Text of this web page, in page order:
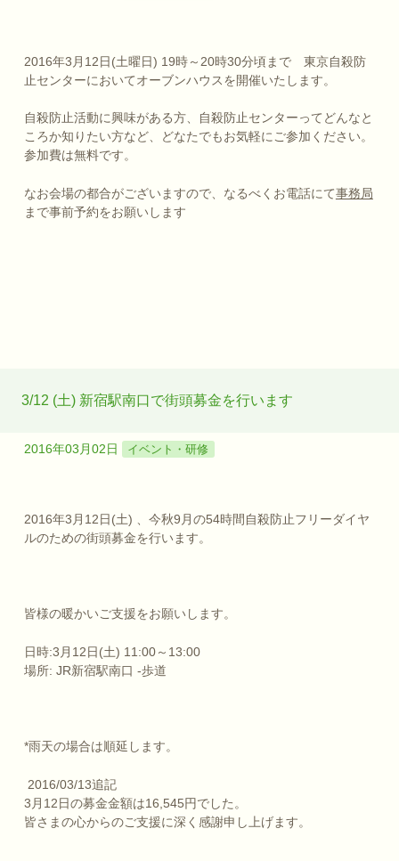
2016年3月12日(土曜日) 19時～20時30分頃まで 東京自殺防
止センターにおいてオーブンハウスを開催いたします。
自殺防止活動に興味がある方、自殺防止センターってどんなと
ころか知りたい方など、どなたでもお気軽にご参加ください。
参加費は無料です。
なお会場の都合がございますので、なるべくお電話にて事務局
まで事前予約をお願いします
3/12 (土) 新宿駅南口で街頭募金を行います
2016年03月02日 イベント・研修
2016年3月12日(土) 、今秋9月の54時間自殺防止フリーダイヤ
ルのための街頭募金を行います。
皆様の暖かいご支援をお願いします。
日時:3月12日(土) 11:00～13:00
場所: JR新宿駅南口 -歩道
*雨天の場合は順延します。
2016/03/13追記
3月12日の募金金額は16,545円でした。
皆さまの心からのご支援に深く感謝申し上げます。